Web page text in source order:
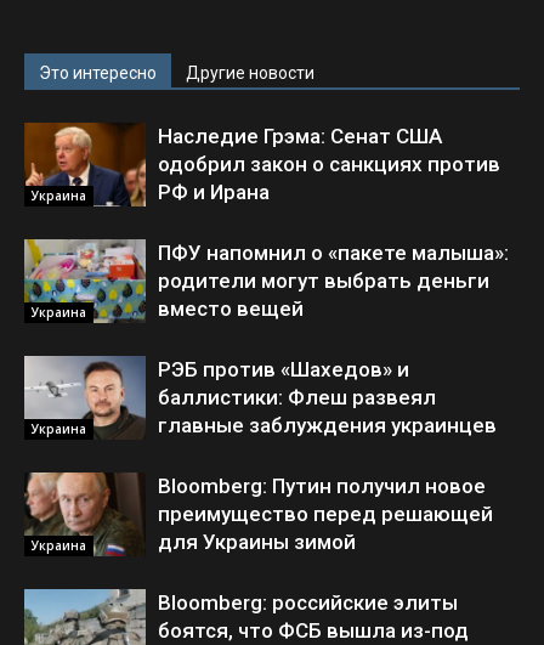
Это интересно Другие новости
Украина
Наследие Грэма: Сенат США
одобрил закон о санкциях против
РФ и Ирана
Украина
ПФУ напомнил о «пакете малыша»:
родители могут выбрать деньги
вместо вещей
Украина
РЭБ против «Шахедов» и
баллистики: Флеш развеял
главные заблуждения украинцев
Украина
Bloomberg: Путин получил новое
преимущество перед решающей
для Украины зимой
Bloomberg: российские элиты
боятся, что ФСБ вышла из-под